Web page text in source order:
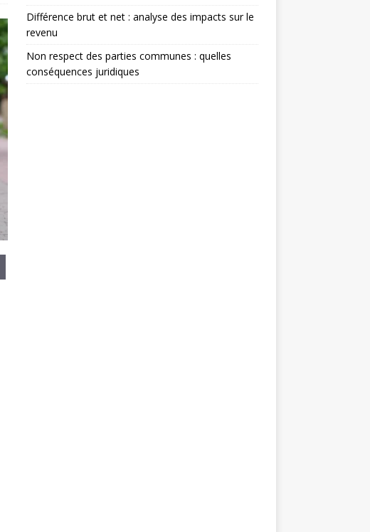
Différence brut et net : analyse des impacts sur le
revenu
Non respect des parties communes : quelles
conséquences juridiques